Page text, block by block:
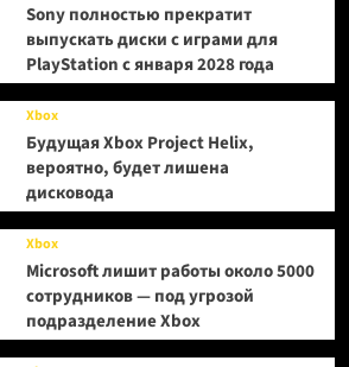
Sony полностью прекратит
выпускать диски с играми для
PlayStation с января 2028 года
Xbox
Будущая Xbox Project Helix,
вероятно, будет лишена
дисковода
Xbox
Microsoft лишит работы около 5000
сотрудников — под угрозой
подразделение Xbox